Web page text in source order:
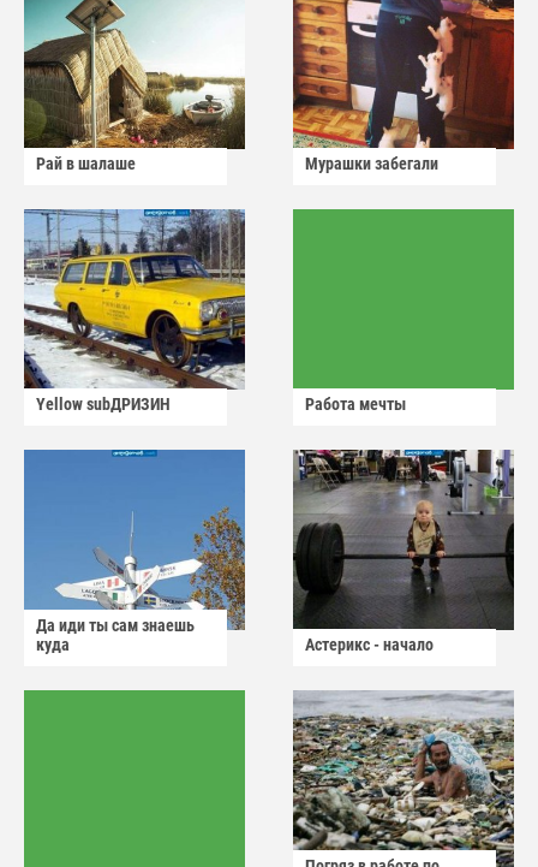
Рай в шалаше Мурашки забегали
Yellow subДРИЗИН Работа мечты
Да иди ты сам знаешь
куда
Астерикс - начало